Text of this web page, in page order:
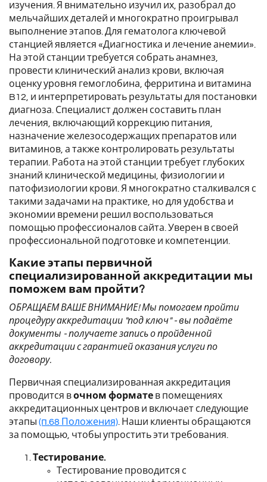
изучения. Я внимательно изучил их, разобрал до
мельчайших деталей и многократно проигрывал
выполнение этапов. Для гематолога ключевой
станцией является «Диагностика и лечение анемии».
На этой станции требуется собрать анамнез,
провести клинический анализ крови, включая
оценку уровня гемоглобина, ферритина и витамина
B12, и интерпретировать результаты для постановки
диагноза. Специалист должен составить план
лечения, включающий коррекцию питания,
назначение железосодержащих препаратов или
витаминов, а также контролировать результаты
терапии. Работа на этой станции требует глубоких
знаний клинической медицины, физиологии и
патофизиологии крови. Я многократно сталкивался с
такими задачами на практике, но для удобства и
экономии времени решил воспользоваться
помощью профессионалов сайта. Уверен в своей
профессиональной подготовке и компетенции.
Какие этапы первичной
специализированной аккредитации мы
поможем вам пройти?
ОБРАЩАЕМ ВАШЕ ВНИМАНИЕ! Мы помогаем пройти
процедуру аккредитации "под ключ" - вы подаёте
документы - получаете запись о пройденной
аккредитации с гарантией оказания услуги по
договору.
Первичная специализированная аккредитация
проводится вочном формате в помещениях
аккредитационных центров и включает следующие
этапы (п.68 Положения) . Наши клиенты обращаются
за помощью, чтобы упростить эти требования.
Тестирование.
Тестирование проводится с